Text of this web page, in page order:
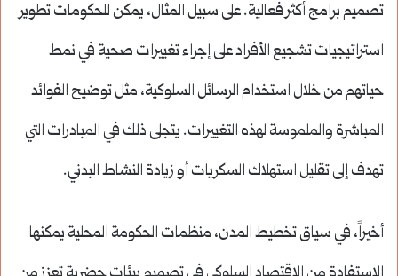
تصميم برامج أكثر فعالية. على سبيل المثال، يمكن للحكومات تطوير
استراتيجيات تشجيع الأفراد على إجراء تغييرات صحية في نمط
حياتهم من خلال استخدام الرسائل السلوكية، مثل توضيح الفوائد
المباشرة والملموسة لهذه التغييرات. يتجلى ذلك في المبادرات التي
تهدف إلى تقليل استهلاك السكريات أو زيادة النشاط البدني.
أخيراً، في سياق تخطيط المدن، منظمات الحكومة المحلية يمكنها